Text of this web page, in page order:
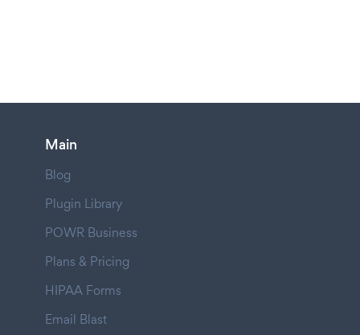
Main
Blog
Plugin Library
POWR Business
Plans & Pricing
HIPAA Forms
Email Blast